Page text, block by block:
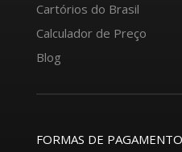
Cartórios do Brasil
Calculador de Preço
Blog
FORMAS DE PAGAMENTO